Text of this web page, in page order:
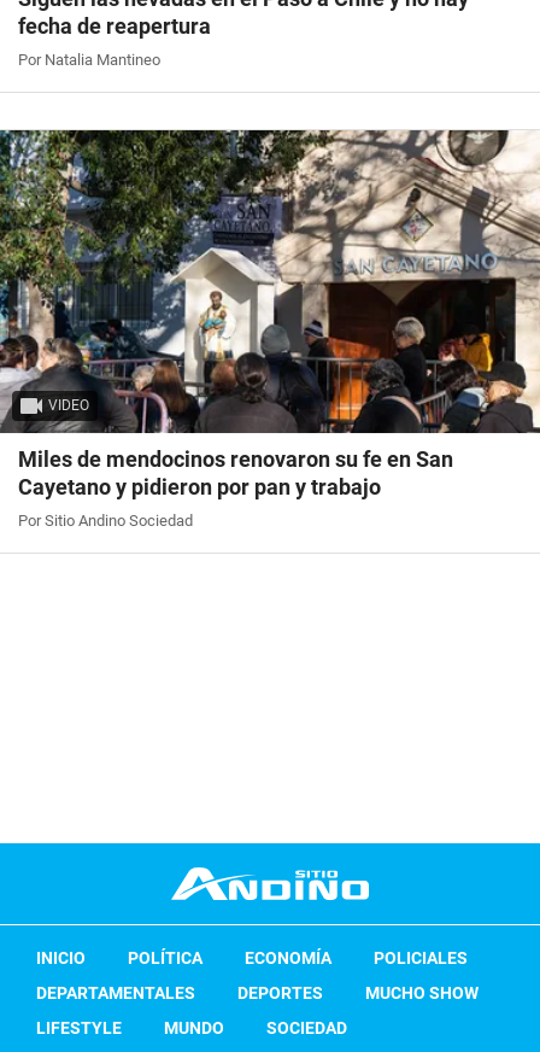
fecha de reapertura
Por Natalia Mantineo
VIDEO
Miles de mendocinos renovaron su fe en San
Cayetano y pidieron por pan y trabajo
Por Sitio Andino Sociedad
INICIO POLÍTICA ECONOMÍA
POLICIALES
DEPARTAMENTALES
DEPORTES
MUCHO SHOW
LIFESTYLE
MUNDO SOCIEDAD